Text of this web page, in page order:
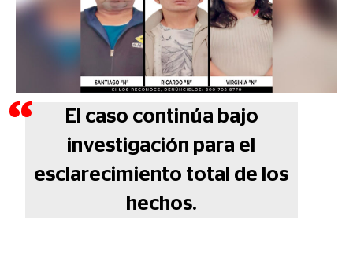
El caso continúa bajo
investigación para el
esclarecimiento total de los
hechos.